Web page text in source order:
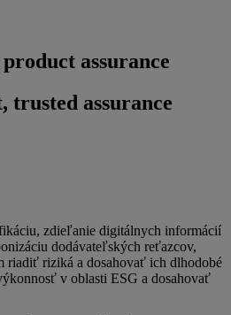
assurance
trusted assurance
zdieľanie digitálnych informácií
dodávateľských reťazcov,
riadiť riziká a dosahovať ich dlhodobé
v oblasti ESG a dosahovať